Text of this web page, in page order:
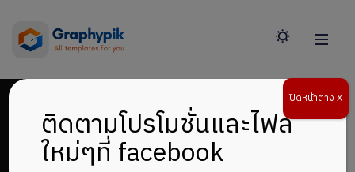
ติดตามโปรโมชั่นและไฟล์
ใหม่ๆที่ facebook
ปิดหน้าต่าง X